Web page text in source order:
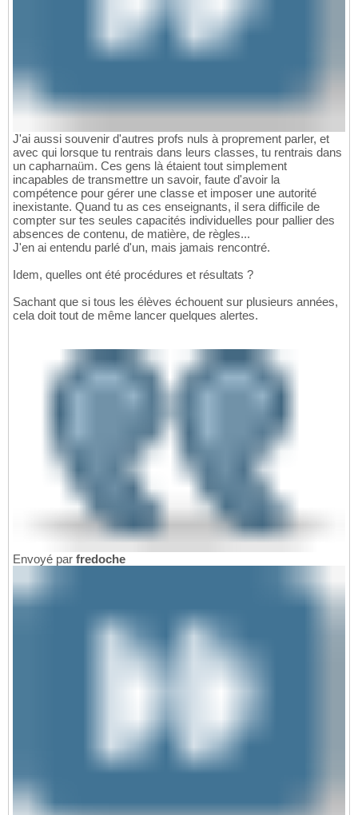
J'ai aussi souvenir d'autres profs nuls à proprement parler, et
avec qui lorsque tu rentrais dans leurs classes, tu rentrais dans
un capharnaüm. Ces gens là étaient tout simplement
incapables de transmettre un savoir, faute d'avoir la
compétence pour gérer une classe et imposer une autorité
inexistante. Quand tu as ces enseignants, il sera difficile de
compter sur tes seules capacités individuelles pour pallier des
absences de contenu, de matière, de règles...
J'en ai entendu parlé d'un, mais jamais rencontré.
Idem, quelles ont été procédures et résultats ?
Sachant que si tous les élèves échouent sur plusieurs années,
cela doit tout de même lancer quelques alertes.
Envoyé par fredoche